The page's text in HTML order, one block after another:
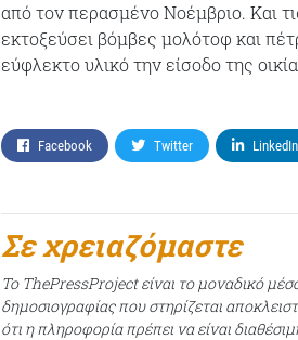
από τον περασμένο Νοέμβριο. Και
εκτοξεύσει βόμβες μολότοφ και
εύφλεκτο υλικό την είσοδο της
Facebook Twitter LinkedIn
Σε χρειαζόμαστε
Το ThePressProject είναι το μοναδικό
δημοσιογραφίας που στηρίζεται
ότι η πληροφορία πρέπει να είναι